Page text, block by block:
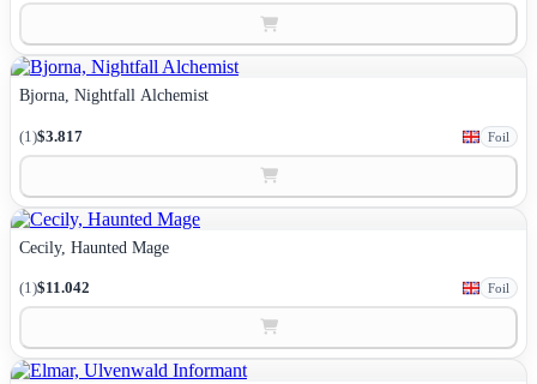
Bjorna, Nightfall Alchemist
(1)$3.817 Foil
Cecily, Haunted Mage
(1)$11.042 Foil